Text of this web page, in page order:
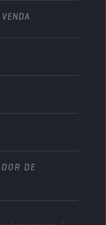
Hemiksem
DE